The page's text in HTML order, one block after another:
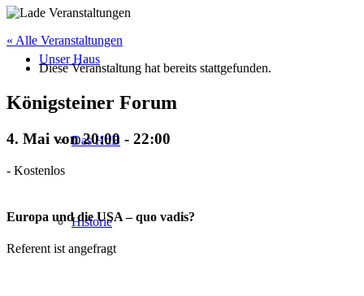
Unser Haus
Das HdB
Historie
« Alle Veranstaltungen
Diese Veranstaltung hat bereits stattgefunden.
Königsteiner Forum
4. Mai von 20:00 - 22:00
- Kostenlos
Europa und die USA – quo vadis?
Referent ist angefragt